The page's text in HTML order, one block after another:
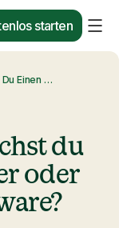
starten
Freiberufler: Brauchst Du Einen Steuerberater Oder Buchhaltungssoftware?
du
oder